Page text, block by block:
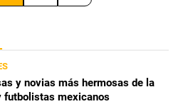
y novias más hermosas de la
futbolistas mexicanos